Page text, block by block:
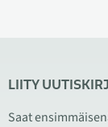
LIITY
Saat